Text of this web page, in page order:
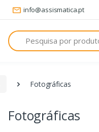
info@assismatica.pt
Pesquisa
Fotográficas
Fotográficas